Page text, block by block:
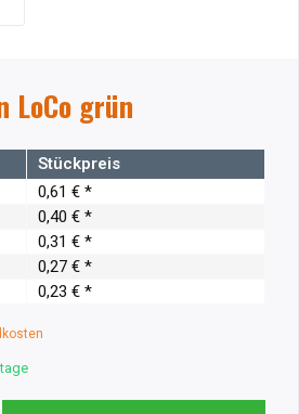
LoCo grün
Stückpreis
0,61 € *
0,40 € *
0,31 € *
0,27 € *
0,23 € *